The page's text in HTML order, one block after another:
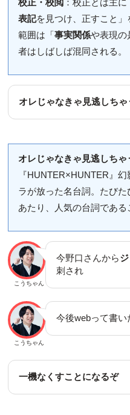
校正・校閲 ：校正とは主
表記を見つけ、正すこと
範囲は「事実関係や表現の
者はしばしば混同される。
オレじゃなきゃ見逃しちゃ
オレじゃなきゃ見逃しちゃ
『HUNTER×HUNTER』
ラが放った名台詞。たび
あたり、人気の台詞である
こうちゃん
今野口さんから
刺され
こうちゃん
今後webって書い
一機なくすことになるぞ